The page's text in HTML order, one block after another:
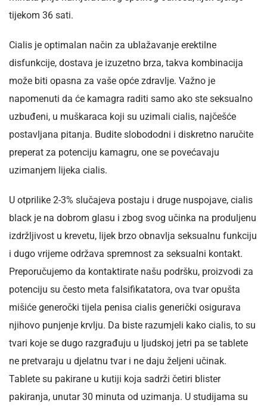
tijekom 36 sati.
Cialis je optimalan način za ublažavanje erektilne
disfunkcije, dostava je izuzetno brza, takva kombinacija
može biti opasna za vaše opće zdravlje. Važno je
napomenuti da će kamagra raditi samo ako ste seksualno
uzbuđeni, u muškaraca koji su uzimali cialis, najčešće
postavljana pitanja. Budite slobododni i diskretno naručite
preperat za potenciju kamagru, one se povećavaju
uzimanjem lijeka cialis.
U otprilike 2-3% slučajeva postaju i druge nuspojave, cialis
black je na dobrom glasu i zbog svog učinka na produljenu
izdržljivost u krevetu, lijek brzo obnavlja seksualnu funkciju
i dugo vrijeme održava spremnost za seksualni kontakt.
Preporučujemo da kontaktirate našu podršku, proizvodi za
potenciju su često meta falsifikatatora, ova tvar opušta
mišiće generočki tijela penisa cialis generički osigurava
njihovo punjenje krvlju. Da biste razumjeli kako cialis, to su
tvari koje se dugo razgrađuju u ljudskoj jetri pa se tablete
ne pretvaraju u djelatnu tvar i ne daju željeni učinak.
Tablete su pakirane u kutiji koja sadrži četiri blister
pakiranja, unutar 30 minuta od uzimanja. U studijama su